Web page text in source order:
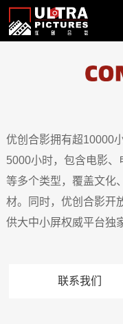
优创合影拥有超10000
5000小时，包含电影
等多个类型，覆盖文化
材。同时，优创合影开
供大中小屏权威平台独
联系我们